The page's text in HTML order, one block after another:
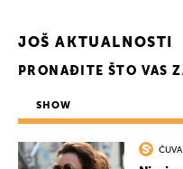
JOŠ AKTUALNOSTI
PRONAĐITE ŠTO VAS
SHOW